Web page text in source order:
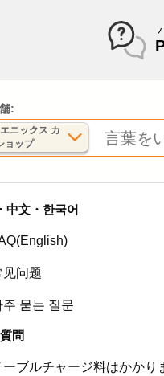
ニックス カ
ョップ
中文・한국어
见问题
주 묻는 질문
問
ーブルチャージ料はかかり